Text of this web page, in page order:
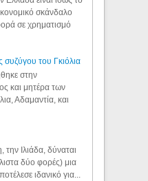
σκάνδαλο
σε χρηματισμό
συζύγου του Γκιόλια
στην
και μητέρα των
Αδαμαντία, και
Ιλιάδα, δύναται
δύο φορές) μια
ιδανικό για...